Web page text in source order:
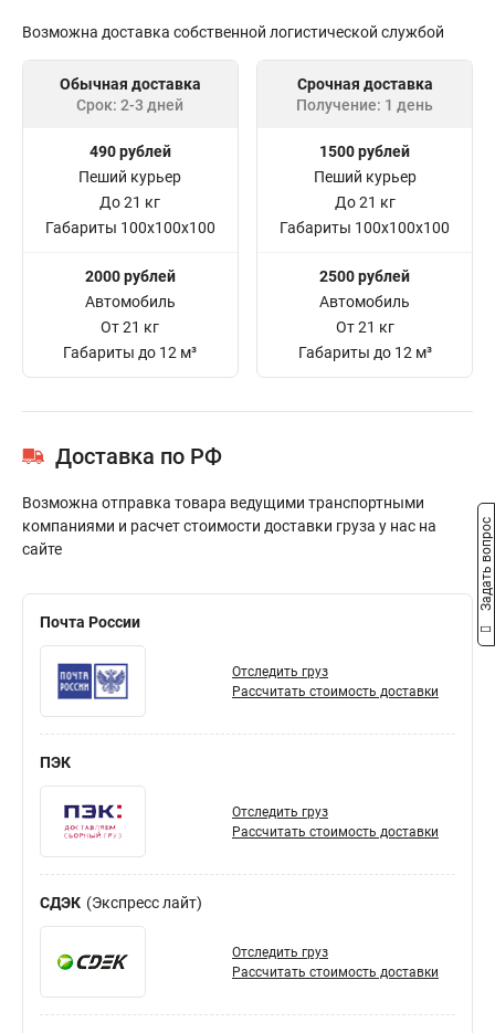
Возможна доставка собственной логистической службой
Обычная доставка
Срок: 2-3 дней
490 рублей
Пеший курьер
До 21 кг
Габариты 100x100x100
2000 рублей
Автомобиль
От 21 кг
Габариты до 12 м³
Срочная доставка
Получение: 1 день
1500 рублей
Пеший курьер
До 21 кг
Габариты 100x100x100
2500 рублей
Автомобиль
От 21 кг
Габариты до 12 м³
Доставка по РФ
Возможна отправка товара ведущими транспортными
компаниями и расчет стоимости доставки груза у нас на
сайте
Почта России
Рассчитать стоимость доставки
Отследить груз
ПЭК
Рассчитать стоимость доставки
Отследить груз
СДЭК Экспресс лайт
Рассчитать стоимость доставки
Отследить груз
Задать вопрос